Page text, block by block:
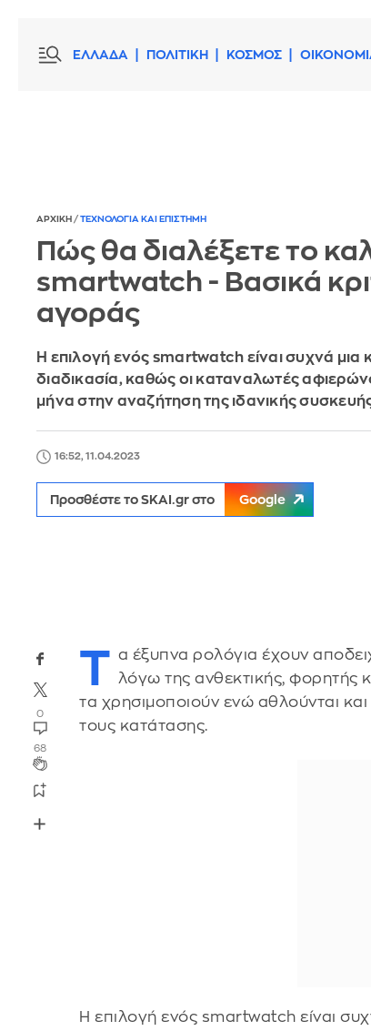
ΕΛΛΑΔΑ ΠΟΛΙΤΙΚΗ ΚΟΣΜΟΣ
ΑΡΧΙΚΗ / ΤΕΧΝΟΛΟΓΙΑ ΚΑΙ ΕΠΙΣΤΗΜΗ
Πώς θα διαλέξετε το
smartwatch - Βασικά
αγοράς
Η επιλογή ενός smartwatch είναι συχνά μια
διαδικασία, καθώς οι καταναλωτές
μήνα στην αναζήτηση της ιδανικής
16:52, 11.04.2023
Προσθέστε το SKAI.gr στο Google
0
68
Τ α έξυπνα ρολόγια έχουν
λόγω της ανθεκτικής, φορητής
τα χρησιμοποιούν ενώ αθλούνται
τους κατάτασης.
Η επιλογή ενός smartwatch είναι